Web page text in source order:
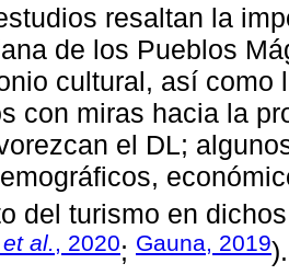
resaltan la
de los Pueblos
cultural, así como
con miras hacia la
el DL;
del turismo en
et al., 2020; Gauna, 2019).